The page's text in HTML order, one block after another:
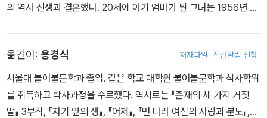
의 역사 선생과 결혼했다. 20세에 아기 엄마가 된 그녀는 1956년 소
위스에 정착한 후 친구도 친척도 없는 그곳에서 지독한 외로움 속에
생계를 위해 시계 공장에서 하루 열 시간 동안 노동했다. 27세에 대
학에 들어가 프랑스어를 배웠고, 3부작 『존재의 세 가지 거짓말』을
발표함으로써 또다른 유럽의 작가인 밀란 쿤데라에 비교되는 주목받
옮긴이: 용경식 저자파일 신간알림 신청
서울대 불어불문학과 졸업. 같은 학교 대학원 불어불문학과 석사학위
를 취득하고 박사과정을 수료했다. 역서로는 『존재의 세 가지 거짓
말』 3부작, 『자기 앞의 생』, 『어제』, 『먼 나라 여신의 사랑과 분노』,